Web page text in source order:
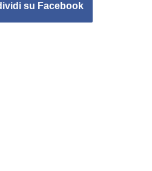
su Facebook